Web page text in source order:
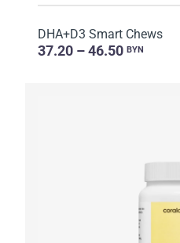
DHA+D3 Smart Chews
37.20 – 46.50 BYN